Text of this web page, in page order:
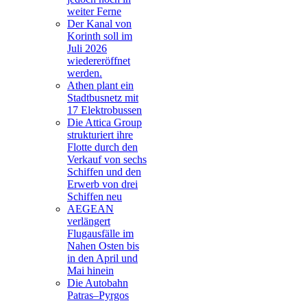
weiter Ferne
Der Kanal von
Korinth soll im
Juli 2026
wiedereröffnet
werden.
Athen plant ein
Stadtbusnetz mit
17 Elektrobussen
Die Attica Group
strukturiert ihre
Flotte durch den
Verkauf von sechs
Schiffen und den
Erwerb von drei
Schiffen neu
AEGEAN
verlängert
Flugausfälle im
Nahen Osten bis
in den April und
Mai hinein
Die Autobahn
Patras–Pyrgos